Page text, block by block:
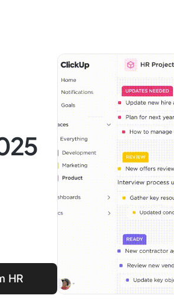
HR